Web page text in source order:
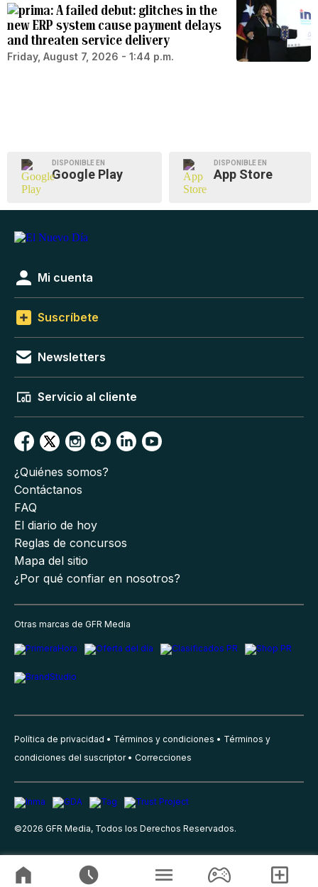
A failed debut: glitches in the
new ERP system cause payment delays
and threaten service delivery
Friday, August 7, 2026 - 1:44 p.m.
DISPONIBLE EN
Google Play
DISPONIBLE EN
App Store
Mi cuenta
Suscríbete
Newsletters
Servicio al cliente
¿Quiénes somos?
Contáctanos
FAQ
El diario de hoy
Reglas de concursos
Mapa del sitio
¿Por qué confiar en nosotros?
Otras marcas de GFR Media
Política de privacidad Términos y condiciones
Términos y
condiciones del suscriptor
Correcciones
©2026 GFR Media, Todos los Derechos Reservados.